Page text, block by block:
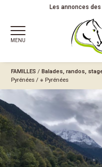
Les annonces
MENU
FAMILLES /Balades, randos,
Pyrénées /※ Pyrénées